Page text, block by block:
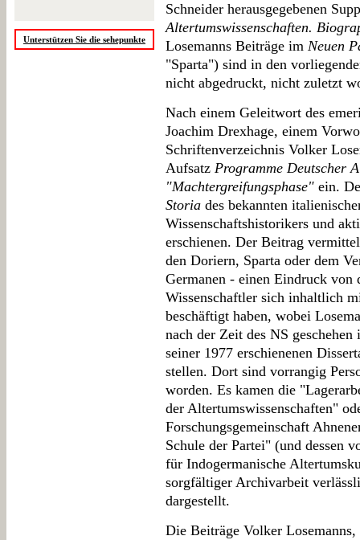
Unterstützen Sie die sehepunkte
Schneider herausgegebenen
Altertumswissenschaften.
Losemanns Beiträge im Neuen
"Sparta") sind in den
nicht abgedruckt, nicht zuletzt
Nach einem Geleitwort des
Joachim Drexhage, einem
Schriftenverzeichnis Volker
Aufsatz Programme Deutscher
"Machtergreifungsphase" ein.
Storia des bekannten
Wissenschaftshistorikers und
erschienen. Der Beitrag
den Doriern, Sparta oder dem
Germanen - einen Eindruck von
Wissenschaftler sich inhaltlich
beschäftigt haben, wobei
nach der Zeit des NS
seiner 1977 erschienenen
stellen. Dort sind vorrangig
worden. Es kamen die
der Altertumswissenschaften"
Forschungsgemeinschaft
Schule der Partei" (und dessen
für Indogermanische
sorgfältiger Archivarbeit
dargestellt.
Die Beiträge Volker